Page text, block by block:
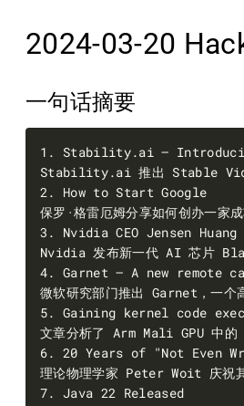
2024-03-20
一句话摘要